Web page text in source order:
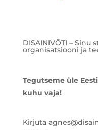
DISAINIVÕTI –
organisatsiooni ja
Tegutseme üle
kuhu vaja!
Kirjuta